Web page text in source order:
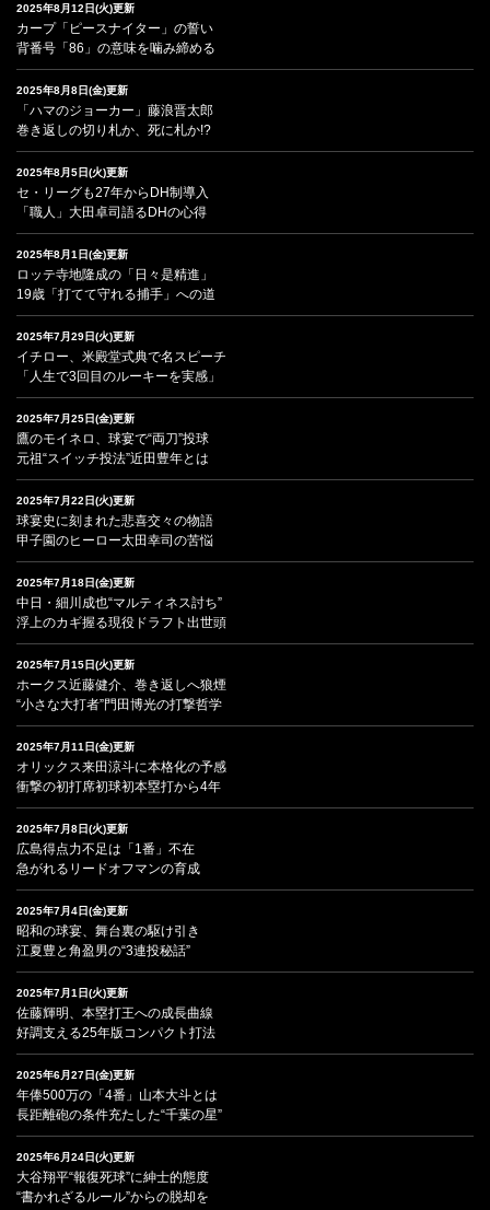
2025年8月12日(火)更新
カープ「ピースナイター」の誓い
背番号「86」の意味を噛み締める
2025年8月8日(金)更新
「ハマのジョーカー」藤浪晋太郎
巻き返しの切り札か、死に札か!?
2025年8月5日(火)更新
セ・リーグも27年からDH制導入
「職人」大田卓司語るDHの心得
2025年8月1日(金)更新
ロッテ寺地隆成の「日々是精進」
19歳「打てて守れる捕手」への道
2025年7月29日(火)更新
イチロー、米殿堂式典で名スピーチ
「人生で3回目のルーキーを実感」
2025年7月25日(金)更新
鷹のモイネロ、球宴で“両刀”投球
元祖“スイッチ投法”近田豊年とは
2025年7月22日(火)更新
球宴史に刻まれた悲喜交々の物語
甲子園のヒーロー太田幸司の苦悩
2025年7月18日(金)更新
中日・細川成也“マルティネス討ち”
浮上のカギ握る現役ドラフト出世頭
2025年7月15日(火)更新
ホークス近藤健介、巻き返しへ狼煙
“小さな大打者”門田博光の打撃哲学
2025年7月11日(金)更新
オリックス来田涼斗に本格化の予感
衝撃の初打席初球初本塁打から4年
2025年7月8日(火)更新
広島得点力不足は「1番」不在
急がれるリードオフマンの育成
2025年7月4日(金)更新
昭和の球宴、舞台裏の駆け引き
江夏豊と角盈男の“3連投秘話”
2025年7月1日(火)更新
佐藤輝明、本塁打王への成長曲線
好調支える25年版コンパクト打法
2025年6月27日(金)更新
年俸500万の「4番」山本大斗とは
長距離砲の条件充たした“千葉の星”
2025年6月24日(火)更新
大谷翔平“報復死球”に紳士的態度
“書かれざるルール”からの脱却を